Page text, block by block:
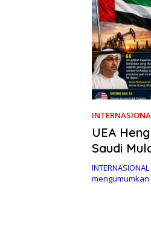
UEA
Saudi